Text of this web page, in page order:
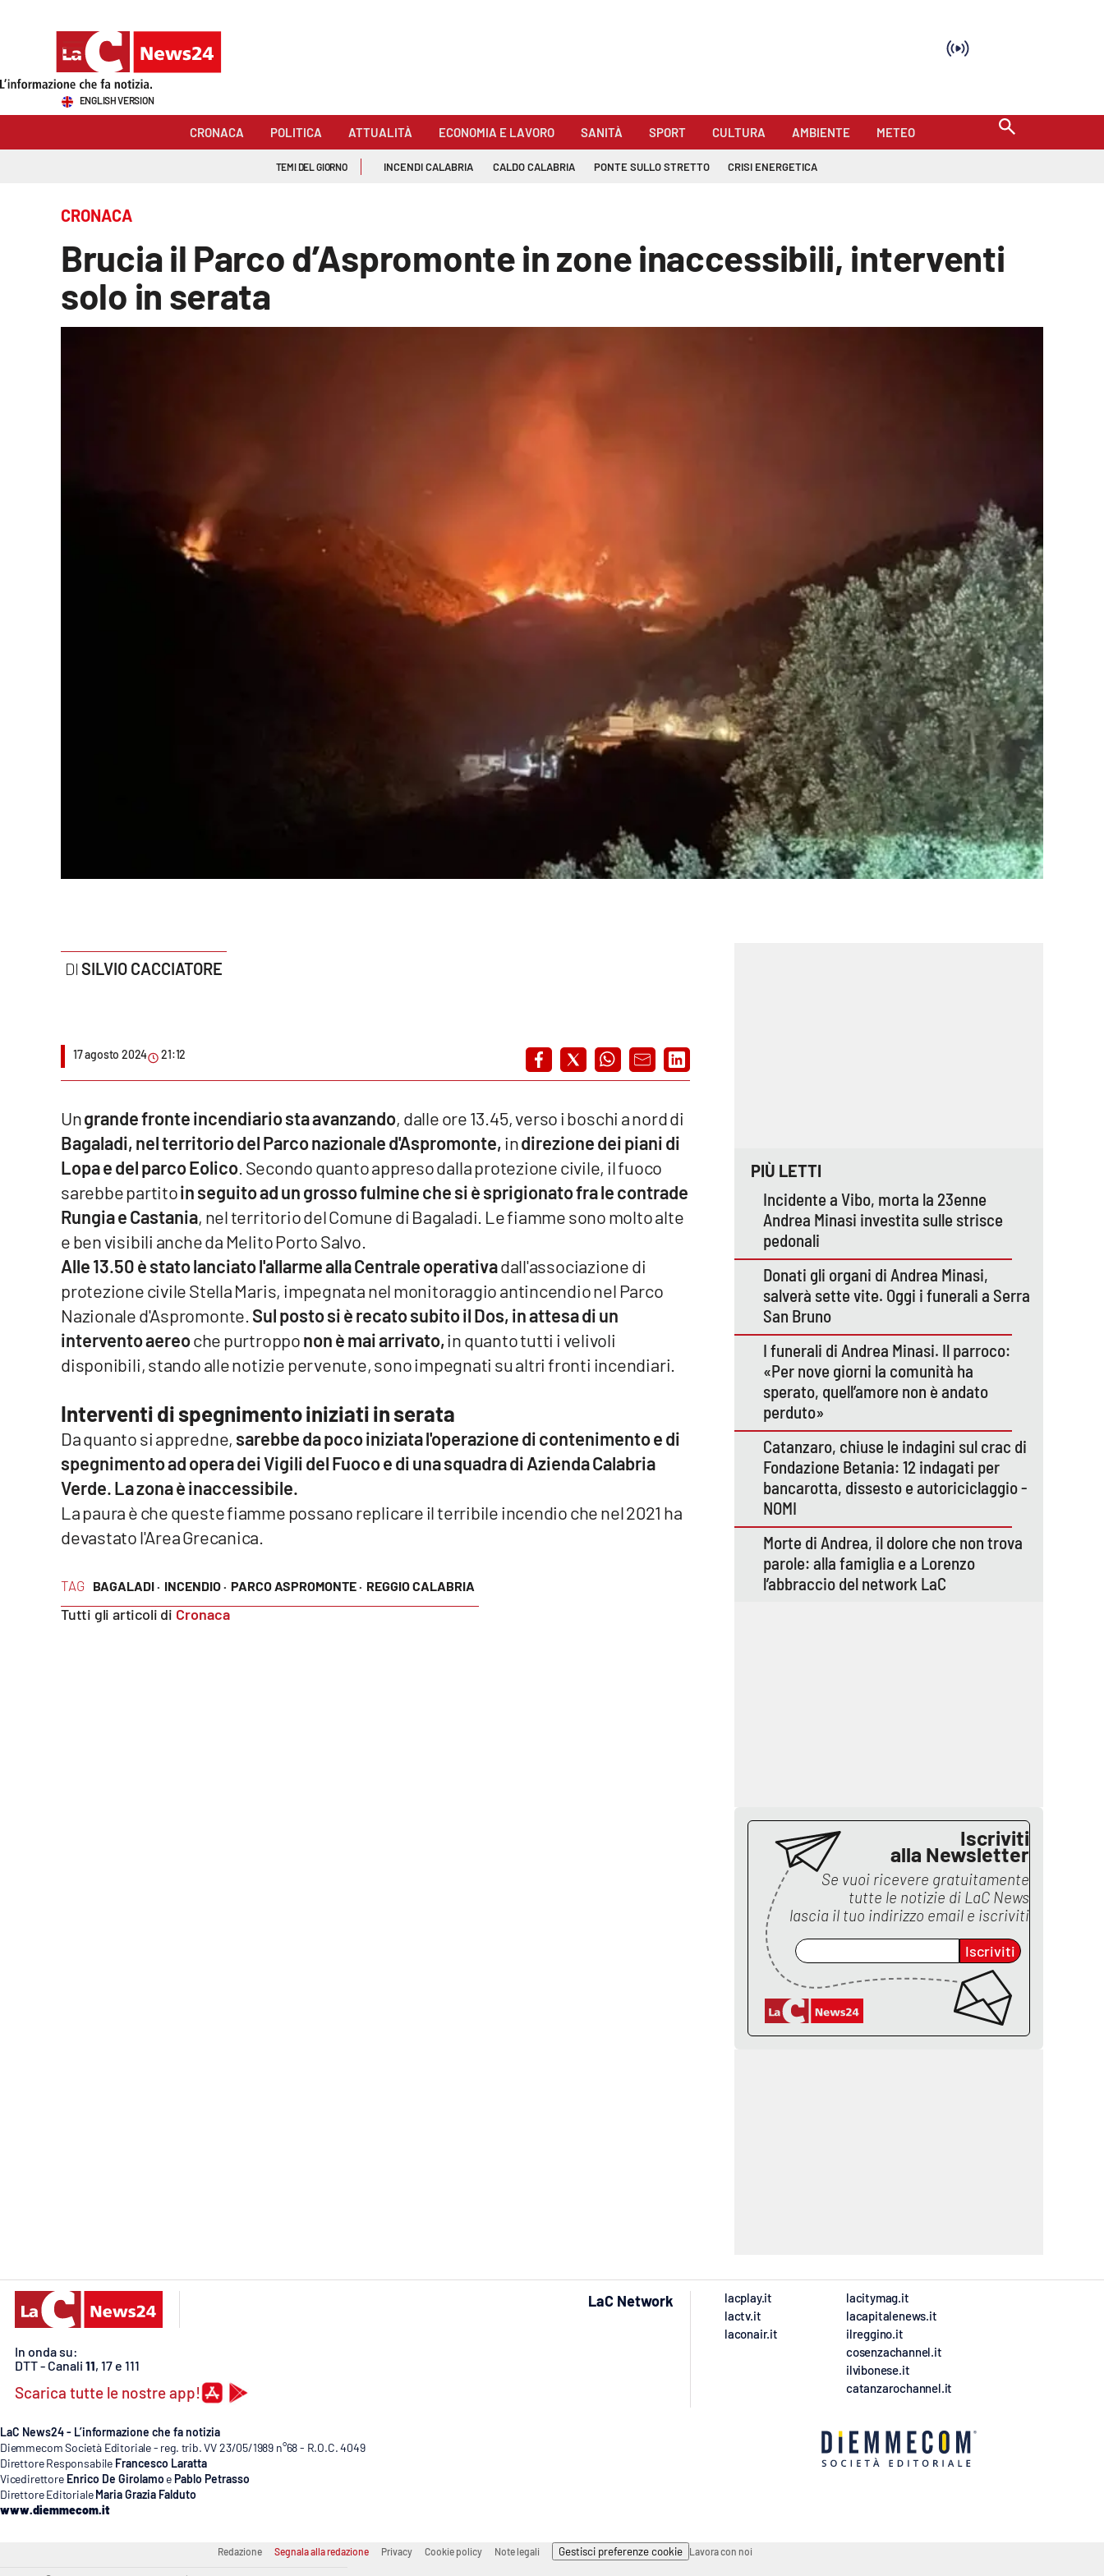
Sezioni
Economia e lavoro
Parchi Marini Calabria
Imprese Di Calabria
Venti di comunicazione
LaC Network
Vibo Valentia
Lamezia Terme
Catanzarochannel.it
App
ENGLISH VERSION
CRONACA POLITICA ATTUALITÀ ECONOMIA E LAVORO SANITÀ SPORT CULTURA AMBIENTE METEO
TEMI DEL GIORNO INCENDI CALABRIA CALDO CALABRIA PONTE SULLO STRETTO CRISI ENERGETICA
CRONACA
Brucia il Parco d’Aspromonte in zone inaccessibili, interventi
solo in serata
SILVIO CACCIATORE
17 agosto 2024 21:12
TAG BAGALADI · INCENDIO · PARCO ASPROMONTE · REGGIO CALABRIA
Tutti gli articoli di Cronaca
Ungrande fronte incendiario sta avanzando, dalle ore 13.45, verso i boschi a nord di
Bagaladi, nel territorio del Parco nazionale d'Aspromonte,indirezione dei piani di
Lopa e del parco Eolico . Secondo quanto appreso dalla protezione civile, il fuoco
sarebbe partitoin seguito ad un grosso fulmine che si è sprigionato fra le contrade
Rungia e Castania, nel territorio del Comune di Bagaladi. Le fiamme sono molto alte
e ben visibili anche da Melito Porto Salvo.
Alle 13.50 è stato lanciato l'allarme alla Centrale operativadall'associazione di
protezione civile Stella Maris, impegnata nel monitoraggio antincendio nel Parco
Nazionale d'Aspromonte. Sul posto si è recato subito il Dos, in attesa di un
intervento aereoche purtropponon è mai arrivato,in quanto tutti i velivoli
disponibili, stando alle notizie pervenute, sono impegnati su altri fronti incendiari.
Interventi di spegnimento iniziati in serata
Da quanto si appredne, sarebbe da poco iniziata l'operazione di contenimento e di
spegnimento ad opera dei Vigili del Fuoco e di una squadra di Azienda Calabria
Verde. La zona è inaccessibile.
La paura è che queste fiamme possano replicare il terribile incendio che nel 2021 ha
devastato l'Area Grecanica.
PIÙ LETTI
Incidente a Vibo, morta la 23enne
Andrea Minasi investita sulle strisce
pedonali
Donati gli organi di Andrea Minasi,
salverà sette vite. Oggi i funerali a Serra
San Bruno
I funerali di Andrea Minasi. Il parroco:
«Per nove giorni la comunità ha
sperato, quell’amore non è andato
perduto»
Catanzaro, chiuse le indagini sul crac di
Fondazione Betania: 12 indagati per
bancarotta, dissesto e autoriciclaggio -
NOMI
Morte di Andrea, il dolore che non trova
parole: alla famiglia e a Lorenzo
l’abbraccio del network LaC
Iscriviti
alla Newsletter
Se vuoi ricevere gratuitamente
tutte le notizie di LaC News
lascia il tuo indirizzo email e iscriviti
Iscriviti
In onda su:
DTT - Canali 11, 17 e 111
Scarica tutte le nostre app!
LaC Network
lacplay.it
lactv.it
laconair.it
lacitymag.it
lacapitalenews.it
ilreggino.it
cosenzachannel.it
ilvibonese.it
catanzarochannel.it
LaC News24 - L’informazione che fa notizia
Diemmecom Società Editoriale - reg. trib. VV 23/05/1989 n°68 - R.O.C. 4049
Direttore Responsabile Francesco Laratta
Vicedirettore Enrico De Girolamo e Pablo Petrasso
Direttore Editoriale Maria Grazia Falduto
www.diemmecom.it
Redazione Segnala alla redazione Privacy Cookie policy Note legali Gestisci preferenze cookie Lavora con noi